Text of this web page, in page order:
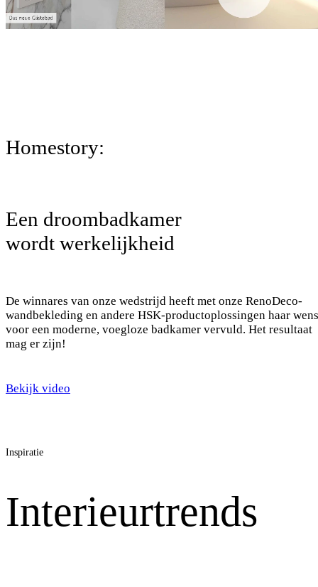
Homestory:
Een droombadkamer
wordt werkelijkheid
De winnares van onze wedstrijd heeft met onze RenoDeco-
wandbekleding en andere HSK-productoplossingen haar wens
voor een moderne, voegloze badkamer vervuld. Het resultaat
mag er zijn!
Bekijk video
Inspiratie
Interieurtrends